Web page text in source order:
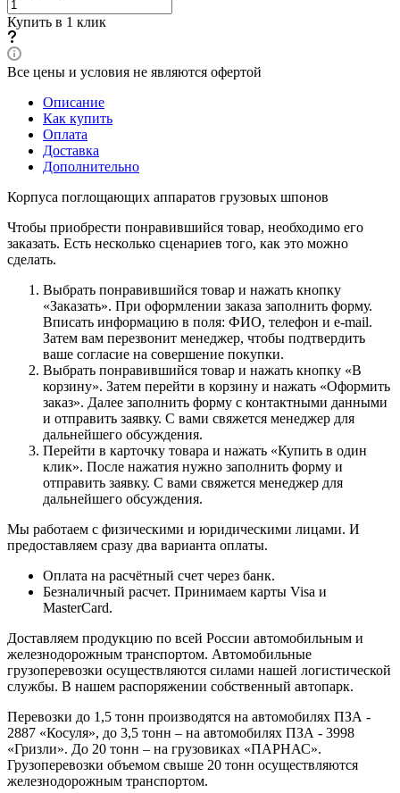
Купить в 1 клик
Все цены и условия не являются офертой
Описание
Как купить
Оплата
Доставка
Дополнительно
Корпуса поглощающих аппаратов грузовых шпонов
Чтобы приобрести понравившийся товар, необходимо его
заказать. Есть несколько сценариев того, как это можно
сделать.
Выбрать понравившийся товар и нажать кнопку
«Заказать». При оформлении заказа заполнить форму.
Вписать информацию в поля: ФИО, телефон и e-mail.
Затем вам перезвонит менеджер, чтобы подтвердить
ваше согласие на совершение покупки.
Выбрать понравившийся товар и нажать кнопку «В
корзину». Затем перейти в корзину и нажать «Оформить
заказ». Далее заполнить форму с контактными данными
и отправить заявку. С вами свяжется менеджер для
дальнейшего обсуждения.
Перейти в карточку товара и нажать «Купить в один
клик». После нажатия нужно заполнить форму и
отправить заявку. С вами свяжется менеджер для
дальнейшего обсуждения.
Мы работаем с физическими и юридическими лицами. И
предоставляем сразу два варианта оплаты.
Оплата на расчётный счет через банк.
Безналичный расчет. Принимаем карты Visa и
MasterCard.
Доставляем продукцию по всей России автомобильным и
железнодорожным транспортом. Автомобильные
грузоперевозки осуществляются силами нашей логистической
службы. В нашем распоряжении собственный автопарк.
Перевозки до 1,5 тонн производятся на автомобилях ПЗА -
2887 «Косуля», до 3,5 тонн – на автомобилях ПЗА - 3998
«Гризли». До 20 тонн – на грузовиках «ПАРНАС».
Грузоперевозки объемом свыше 20 тонн осуществляются
железнодорожным транспортом.